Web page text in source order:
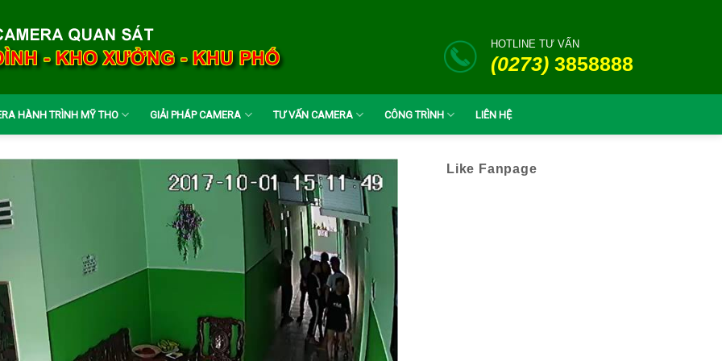
HOTLINE TƯ VẤN
(0273) 3858888
HÀNH TRÌNH MỸ THO GIẢI PHÁP CAMERA TƯ VẤN CAMERA CÔNG TRÌNH LIÊN HỆ
Like Fanpage